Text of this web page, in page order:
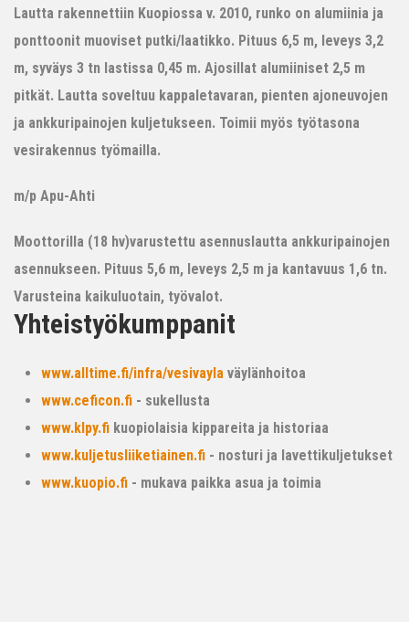
Lautta rakennettiin Kuopiossa v. 2010, runko on alumiinia ja
ponttoonit muoviset putki/laatikko. Pituus 6,5 m, leveys 3,2
m, syväys 3 tn lastissa 0,45 m. Ajosillat alumiiniset 2,5 m
pitkät. Lautta soveltuu kappaletavaran, pienten ajoneuvojen
ja ankkuripainojen kuljetukseen. Toimii myös työtasona
vesirakennus työmailla.
m/p Apu-Ahti
Moottorilla (18 hv)varustettu asennuslautta ankkuripainojen
asennukseen. Pituus 5,6 m, leveys 2,5 m ja kantavuus 1,6 tn.
Varusteina kaikuluotain, työvalot.
Yhteistyökumppanit
www.alltime.fi/infra/vesivayla väylänhoitoa
www.ceficon.fi - sukellusta
www.klpy.fi kuopiolaisia kippareita ja historiaa
www.kuljetusliiketiainen.fi - nosturi ja lavettikuljetukset
www.kuopio.fi - mukava paikka asua ja toimia